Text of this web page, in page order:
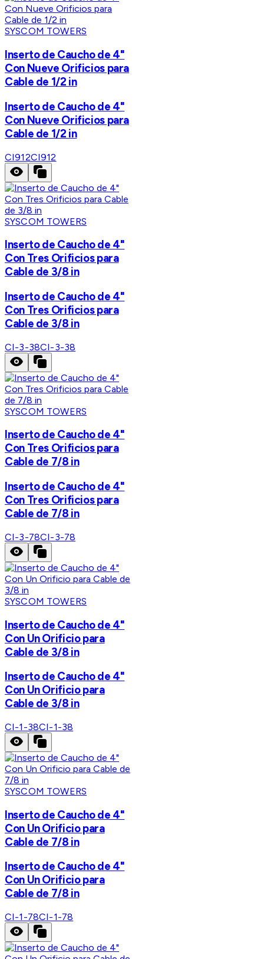
SYSCOM TOWERS
Inserto de Caucho de 4"
Con Nueve Orificios para
Cable de 1/2 in
Inserto de Caucho de 4"
Con Nueve Orificios para
Cable de 1/2 in
CI912CI912
SYSCOM TOWERS
Inserto de Caucho de 4"
Con Tres Orificios para
Cable de 3/8 in
Inserto de Caucho de 4"
Con Tres Orificios para
Cable de 3/8 in
CI-3-38CI-3-38
SYSCOM TOWERS
Inserto de Caucho de 4"
Con Tres Orificios para
Cable de 7/8 in
Inserto de Caucho de 4"
Con Tres Orificios para
Cable de 7/8 in
CI-3-78CI-3-78
SYSCOM TOWERS
Inserto de Caucho de 4"
Con Un Orificio para
Cable de 3/8 in
Inserto de Caucho de 4"
Con Un Orificio para
Cable de 3/8 in
CI-1-38CI-1-38
SYSCOM TOWERS
Inserto de Caucho de 4"
Con Un Orificio para
Cable de 7/8 in
Inserto de Caucho de 4"
Con Un Orificio para
Cable de 7/8 in
CI-1-78CI-1-78